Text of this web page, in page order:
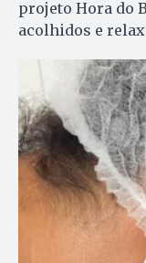
projeto Hora do
acolhidos e